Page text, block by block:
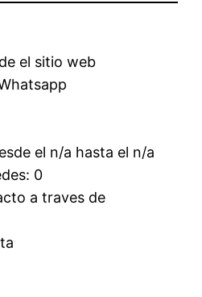
el sitio web
el n/a hasta el n/a
0
a traves de